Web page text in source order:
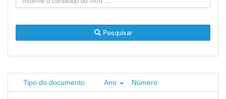
Pesquisar
Tipo do documento Ano Número